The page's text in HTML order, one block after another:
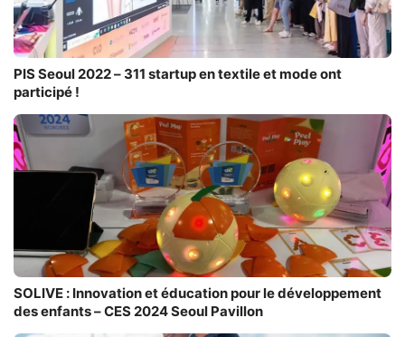
PIS Seoul 2022 – 311 startup en textile et mode ont
participé !
SOLIVE : Innovation et éducation pour le développement
des enfants – CES 2024 Seoul Pavillon